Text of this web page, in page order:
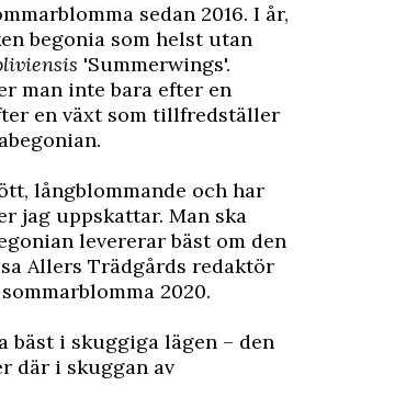
sedan 2016. I år,
begonia som helst utan
'Summerwings'.
man inte bara efter en
en växt som tillfredställer
långblommande och har
jag uppskattar. Man ska
levererar bäst om den
Allers Trädgårds redaktör
2020.
bäst i skuggiga lägen – den
där i skuggan av